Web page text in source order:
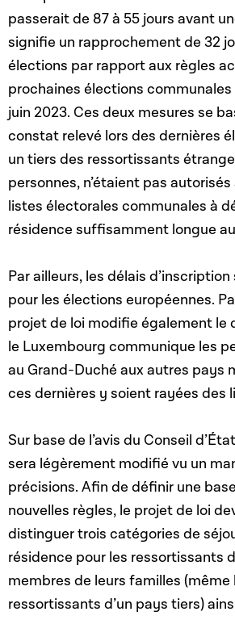
passerait de 87 à 55 jours avant
signifie un rapprochement de 32
élections par rapport aux règles
prochaines élections
juin 2023. Ces deux mesures se
constat relevé lors des dernières
un tiers des ressortissants
personnes, n’étaient pas autorisés
listes électorales communales à
résidence suffisamment longue
Par ailleurs, les délais
pour les élections européennes.
projet de loi modifie également le
le Luxembourg communique les
au Grand-Duché aux autres pays
ces dernières y soient rayées des
Sur base de l’avis du Conseil
sera légèrement modifié vu un
précisions. Afin de définir une
nouvelles règles, le projet de loi
distinguer trois catégories de
résidence pour les ressortissants
membres de leurs familles (même
ressortissants d’un pays tiers)